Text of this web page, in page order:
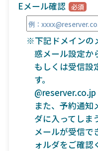
Eメール確認
※下記ドメインの
惑メール設定か
もしくは受信設
す。
@reserver.co.jp
また、予約通知
ダに入ってしま
メールが受信で
ォルダをご確認